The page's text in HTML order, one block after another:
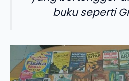
buku seperti